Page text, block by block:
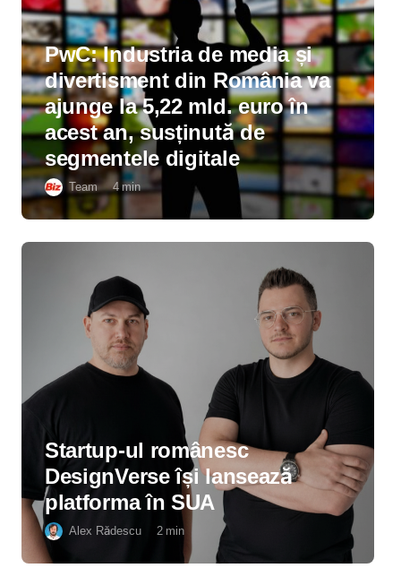
PwC: Industria de media și
divertisment din România va
ajunge la 5,22 mld. euro în
acest an, susținută de
segmentele digitale
Team 4 min
Startup-ul românesc
DesignVerse își lansează
platforma în SUA
Alex Rădescu 2 min